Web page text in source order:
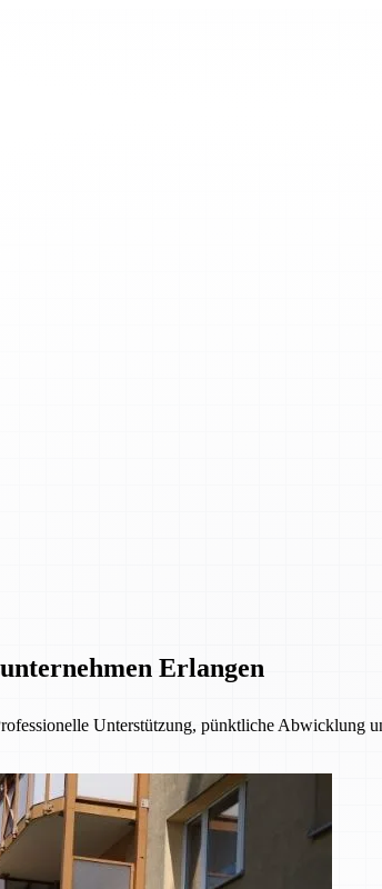
Erlangen
Unterstützung, pünktliche Abwicklung